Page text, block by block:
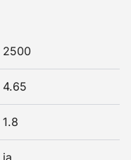
2500
4.65
1.8
ja